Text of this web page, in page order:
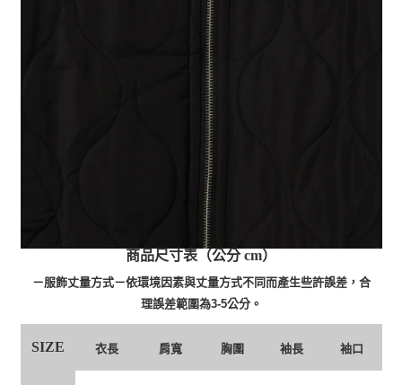
商品尺寸表（公分 cm）
－服飾丈量方式－依環境因素與丈量方式不同而產生些許誤差，合
理誤差範圍為3-5公分。
SIZE 衣長 肩寬 胸圍 袖長 袖口